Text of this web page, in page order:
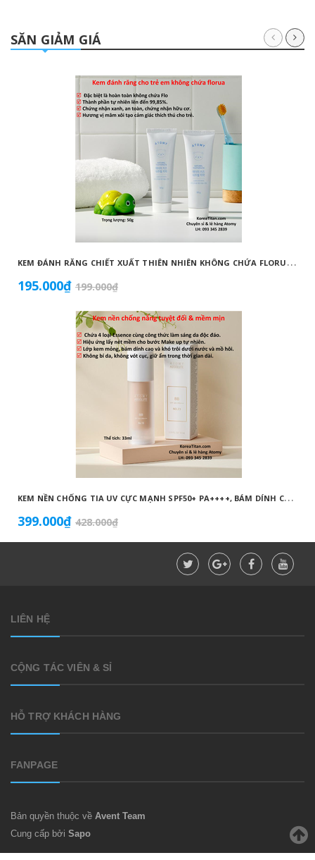
SĂN GIẢM GIÁ
K
EM ĐÁNH RĂNG CHIẾT XUẤT THIÊN NHIÊN KHÔNG CHỨA FLORUA AN TOÀN DÀNH CHO TRẺ EM ( 50G) - ATOMY KID NATURAL TOOTHPASTE (NON FLUORIDE) - 애터미 키즈 내추럴 치약 - НАТУРАЛЬНАЯ ДЕТСКАЯ ЗУБНАЯ ПАСТА ATOMY
195.000₫ 199.000₫
K
EM NỀN CHỐNG TIA UV CỰC MẠNH SPF50+ PA++++, BÁM DÍNH CAO, KHÔNG VÓN CỤC, DƯỠNG ẨM VÀ DƯỠNG TRẮNG DA HOÀN HẢO NO.23 (MÀU BEIGE) - ATOMY BB ABSOLUTE 23 - 애터미 앱솔루트 BB - АТОМИ АБСОЛЮТ BB №23
399.000₫ 428.000₫
LIÊN HỆ
CỘNG TÁC VIÊN & SỈ
HỖ TRỢ KHÁCH HÀNG
FANPAGE
Bản quyền thuộc về Avent Team
Cung cấp bởi Sapo